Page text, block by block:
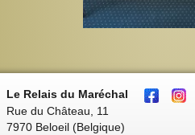
Le Relais du Maréchal
Rue du Château, 11
7970 Beloeil (Belgique)